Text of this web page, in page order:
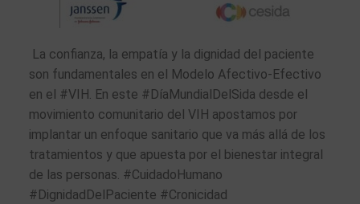
La confianza, la empatía y la dignidad del paciente
son fundamentales en el Modelo Afectivo-Efectivo
en el #VIH. En este #DíaMundialDelSida desde el
movimiento comunitario del VIH apostamos por
implantar un enfoque sanitario que va más allá de los
tratamientos y que apuesta por el bienestar integral
de las personas. #CuidadoHumano
#DignidadDelPaciente #Cronicidad